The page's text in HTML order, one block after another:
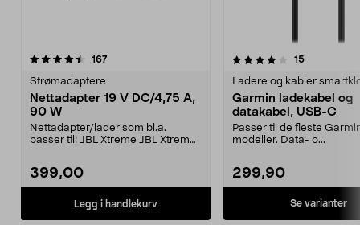
167anmeldelser
Strømadaptere
Nettadapter 19 V DC/4,75 A,
90 W
Nettadapter/lader som bl.a.
passer til: JBL Xtreme JBL Xtreme
399,00
Legg i handlekurv
4.0 av 5 stjerner 15anmeldelser
Ladere og kabler
Garmin ladekabel og
datakabel, USB-C
Passer til de fleste
modeller. Data- o...
299,90
Se varianter
4.5 av 5 stjerner